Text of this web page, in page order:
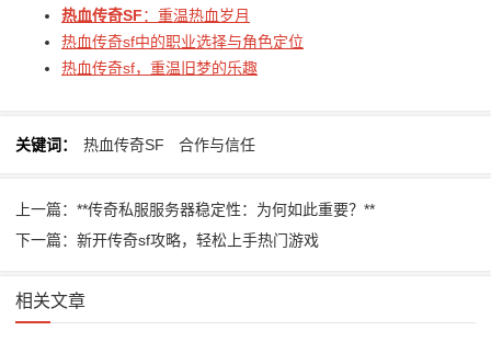
热血传奇SF：重温热血岁月
热血传奇sf中的职业选择与角色定位
热血传奇sf，重温旧梦的乐趣
关键词： 热血传奇SF 合作与信任
上一篇：**传奇私服服务器稳定性：为何如此重要？**
下一篇：新开传奇sf攻略，轻松上手热门游戏
相关文章